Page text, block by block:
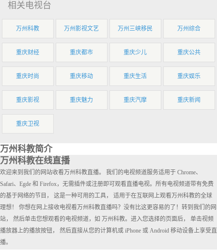
相关电视台
万州科教 万州影视文艺 万州三峡移民 万州综合
重庆财经 重庆都市 重庆少儿 重庆公共
重庆时尚 重庆移动 重庆生活 重庆娱乐
重庆影视 重庆魅力 重庆汽摩 重庆新闻
重庆卫视
万州科教简介
万州科教在线直播
欢迎来到我们的网站收看万州科教直播。 我们的电视频道服务适用于 Chrome、
Safari、Egde 和 Firefox，无需插件或注册即可观看直播电视。所有电视频道带有免费
的基于网络的节目， 这是一种可用的工具， 适用于在互联网上观看万州科教的全球
理想！ 你想在网上接收电视看万州科教直播吗？没有比这更容易的了！转到我们的网
站， 然后单击您想观看的电视频道，如 万州科教。进入您选择的页面后， 单击视频
播放器上的播放按钮， 然后直接从您的计算机或 iPhone 或 Android 移动设备上享受直
播。